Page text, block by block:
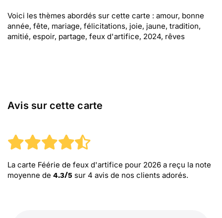
Voici les thèmes abordés sur cette carte : amour, bonne
année, fête, mariage, félicitations, joie, jaune, tradition,
amitié, espoir, partage, feux d'artifice, 2024, rêves
Avis sur cette carte
La carte Féérie de feux d'artifice pour 2026 a reçu la note
moyenne de 4.3/5 sur 4 avis de nos clients adorés.